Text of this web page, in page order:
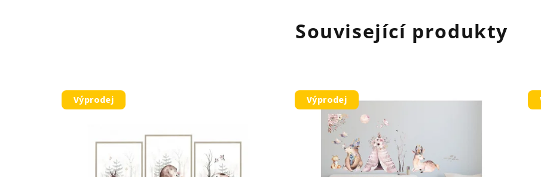
Související produkty
Výprodej Výprodej